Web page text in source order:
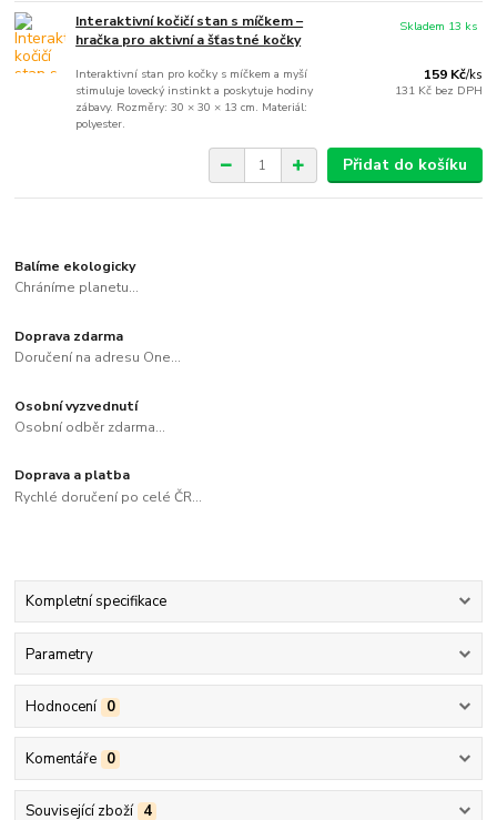
Interaktivní kočičí stan s míčkem –
hračka pro aktivní a šťastné kočky
Interaktivní stan pro kočky s míčkem a myší
stimuluje lovecký instinkt a poskytuje hodiny
zábavy. Rozměry: 30 × 30 × 13 cm. Materiál:
polyester.
159 Kč/ks
131 Kč bez DPH
Skladem 13 ks
Přidat do košíku
Balíme ekologicky
Chráníme planetu...
Doprava zdarma
Doručení na adresu One...
Osobní vyzvednutí
Osobní odběr zdarma...
Doprava a platba
Rychlé doručení po celé ČR...
Kompletní specifikace
Parametry
Hodnocení 0
Komentáře 0
Související zboží 4